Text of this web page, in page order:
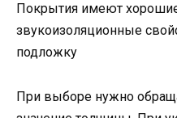
Покрытия имеют
звукоизоляционные
подложку
При выборе нужно